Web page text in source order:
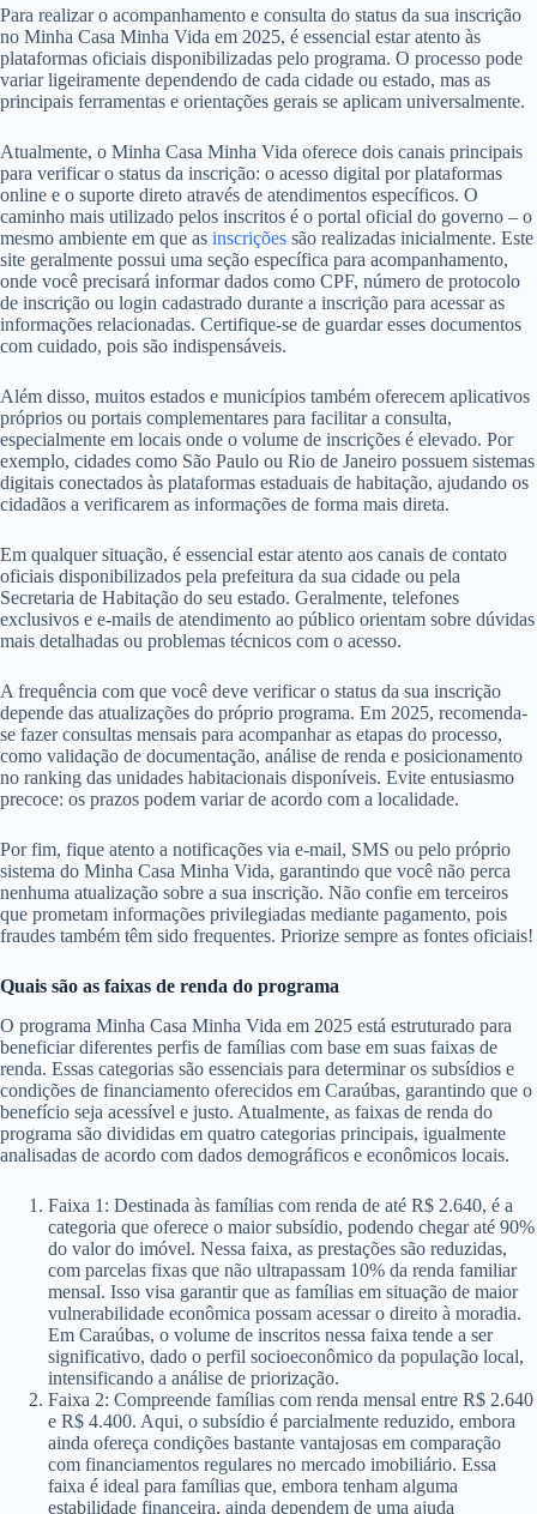
Para realizar o acompanhamento e consulta do status da sua inscrição
no Minha Casa Minha Vida em 2025, é essencial estar atento às
plataformas oficiais disponibilizadas pelo programa. O processo pode
variar ligeiramente dependendo de cada cidade ou estado, mas as
principais ferramentas e orientações gerais se aplicam universalmente.
Atualmente, o Minha Casa Minha Vida oferece dois canais principais
para verificar o status da inscrição: o acesso digital por plataformas
online e o suporte direto através de atendimentos específicos. O
caminho mais utilizado pelos inscritos é o portal oficial do governo – o
mesmo ambiente em que as inscrições são realizadas inicialmente. Este
site geralmente possui uma seção específica para acompanhamento,
onde você precisará informar dados como CPF, número de protocolo
de inscrição ou login cadastrado durante a inscrição para acessar as
informações relacionadas. Certifique-se de guardar esses documentos
com cuidado, pois são indispensáveis.
Além disso, muitos estados e municípios também oferecem aplicativos
próprios ou portais complementares para facilitar a consulta,
especialmente em locais onde o volume de inscrições é elevado. Por
exemplo, cidades como São Paulo ou Rio de Janeiro possuem sistemas
digitais conectados às plataformas estaduais de habitação, ajudando os
cidadãos a verificarem as informações de forma mais direta.
Em qualquer situação, é essencial estar atento aos canais de contato
oficiais disponibilizados pela prefeitura da sua cidade ou pela
Secretaria de Habitação do seu estado. Geralmente, telefones
exclusivos e e-mails de atendimento ao público orientam sobre dúvidas
mais detalhadas ou problemas técnicos com o acesso.
A frequência com que você deve verificar o status da sua inscrição
depende das atualizações do próprio programa. Em 2025, recomenda-
se fazer consultas mensais para acompanhar as etapas do processo,
como validação de documentação, análise de renda e posicionamento
no ranking das unidades habitacionais disponíveis. Evite entusiasmo
precoce: os prazos podem variar de acordo com a localidade.
Por fim, fique atento a notificações via e-mail, SMS ou pelo próprio
sistema do Minha Casa Minha Vida, garantindo que você não perca
nenhuma atualização sobre a sua inscrição. Não confie em terceiros
que prometam informações privilegiadas mediante pagamento, pois
fraudes também têm sido frequentes. Priorize sempre as fontes oficiais!
Quais são as faixas de renda do programa
O programa Minha Casa Minha Vida em 2025 está estruturado para
beneficiar diferentes perfis de famílias com base em suas faixas de
renda. Essas categorias são essenciais para determinar os subsídios e
condições de financiamento oferecidos em Caraúbas, garantindo que o
benefício seja acessível e justo. Atualmente, as faixas de renda do
programa são divididas em quatro categorias principais, igualmente
analisadas de acordo com dados demográficos e econômicos locais.
Faixa 1: Destinada às famílias com renda de até R$ 2.640, é a
categoria que oferece o maior subsídio, podendo chegar até 90%
do valor do imóvel. Nessa faixa, as prestações são reduzidas,
com parcelas fixas que não ultrapassam 10% da renda familiar
mensal. Isso visa garantir que as famílias em situação de maior
vulnerabilidade econômica possam acessar o direito à moradia.
Em Caraúbas, o volume de inscritos nessa faixa tende a ser
significativo, dado o perfil socioeconômico da população local,
intensificando a análise de priorização.
Faixa 2: Compreende famílias com renda mensal entre R$ 2.640
e R$ 4.400. Aqui, o subsídio é parcialmente reduzido, embora
ainda ofereça condições bastante vantajosas em comparação
com financiamentos regulares no mercado imobiliário. Essa
faixa é ideal para famílias que, embora tenham alguma
estabilidade financeira, ainda dependem de uma ajuda